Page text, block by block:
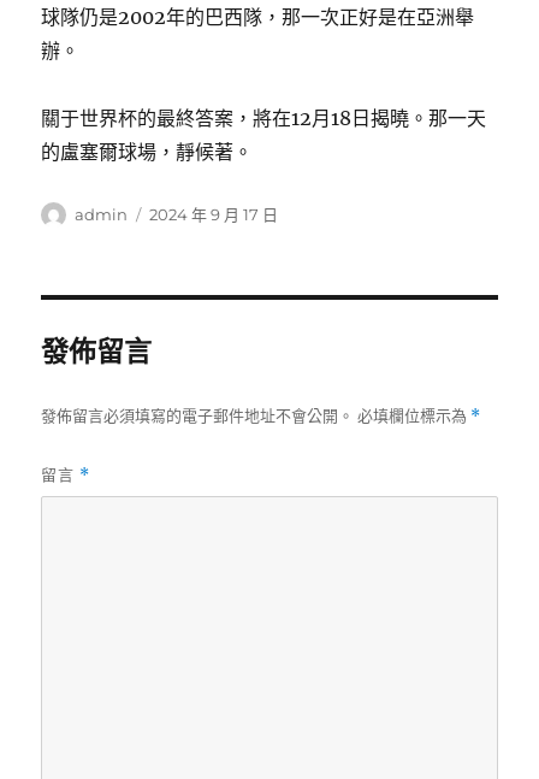
球隊仍是2002年的巴西隊，那一次正好是在亞洲舉
辦。
關于世界杯的最終答案，將在12月18日揭曉。那一天
的盧塞爾球場，靜候著。
作
admin
發
2024 年 9 月 17 日
發佈留言
發佈留言必須填寫的電子郵件地址不會公開。 必填欄位標示為 *
留言 *